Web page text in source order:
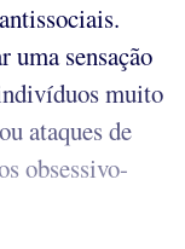
uma sensação
muito
ataques de
obsessivo-